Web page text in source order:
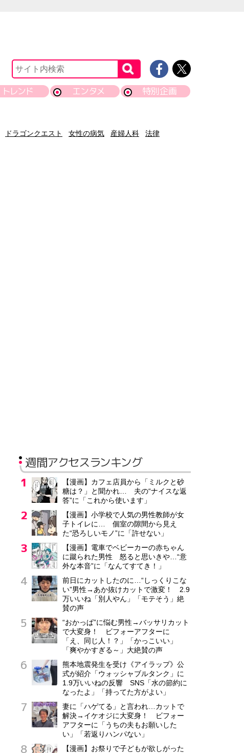
トレンド エンタメ 特別企画
ドラゴンクエスト 女性の病気 産婦人科
法律
週間アクセスランキング
【漫画】カフェ店員から「ミルクと砂
糖は？」と聞かれ… 夫の“ナイスな返
答”に「これから使います」
【漫画】小学校で人気の男性教師が女
子トイレに… 個室の隙間から見え
た“恐ろしいモノ”に「許せない」
【漫画】電車でベビーカーの赤ちゃん
に蹴られた男性 怒ると思いきや…“意
外な本音”に「なんてすてき！」
前日にカットしたのに…“しっくりこな
い”男性→あか抜けカットで激変！ 2.9
万いいね「別人やん」「モテそう」絶
賛の声
“おかっぱ”に悩む男性→バッサリカット
で大変身！ ビフォーアフターに
「え、同じ人！？」「かっこいい」
「爽やかすぎる～」大絶賛の声
熊本地震発生を受け《アイラップ》公
式が紹介「ウォッシャブルタンク」に
1.9万いいねの反響 SNS「水の節約に
なったよ」「持ってた方がよい」
妻に「ハゲてる」と言われ…カットで
解決→イケオジに大変身！ ビフォー
アフターに「うちの夫もお願いした
い」「若返りハンパない」
【漫画】お祭りで子どもが欲しがった